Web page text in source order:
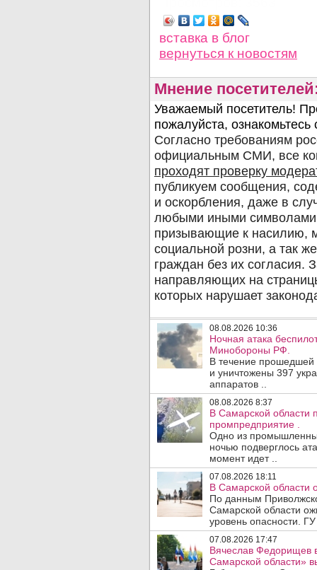
вставка в блог
вернуться к новостям
Мнение
08.08.2026 10:36
Ночная атака
Минобороны РФ.
В течение
и уничтожены 397
аппаратов ..
08.08.2026 8:37
В Самарской области
промпредприятие .
Одно из
ночью подверглось
момент идет ..
07.08.2026 18:11
В Самарской области
По данным
Самарской области
уровень опасности.
07.08.2026 17:47
Вячеслав Федорищев
Самарской области»